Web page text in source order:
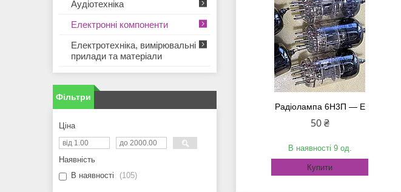
Радіолампа 6Н3П — Е
50 ₴
В наявності 9 од.
Купити
Аудіотехніка
Електронні компоненти
Електротехніка, вимірювальні
прилади та матеріали
Фільтри
Ціна
Наявність
В наявності
105